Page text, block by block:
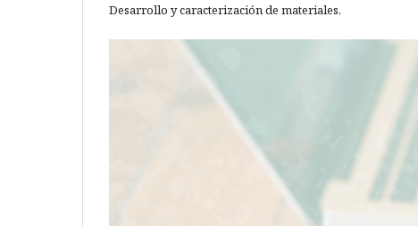
Desarrollo y caracterización de materiales.